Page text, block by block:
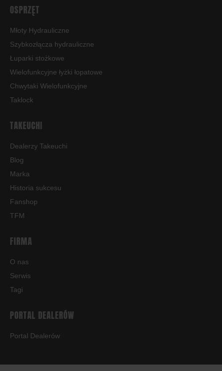
OSPRZĘT
Młoty Hydrauliczne
Szybkozłącza hydrauliczne
Łuparki stożkowe
Wielofunkcyjne łyżki łopatowe
Chwytaki Wielofunkcyjne
Taklock
TAKEUCHI
Dealerzy Takeuchi
Blog
Marka
Historia sukcesu
Fanshop
TFM
FIRMA
O nas
Serwis
Tagi
PORTAL DEALERÓW
Portal Dealerów